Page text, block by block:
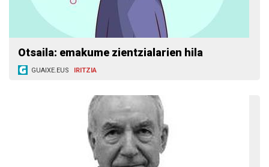
Otsaila: emakume zientzialarien hila
GUAIXE.EUS IRITZIA